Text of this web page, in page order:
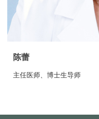
陈蕾
主任医师、博士生导师